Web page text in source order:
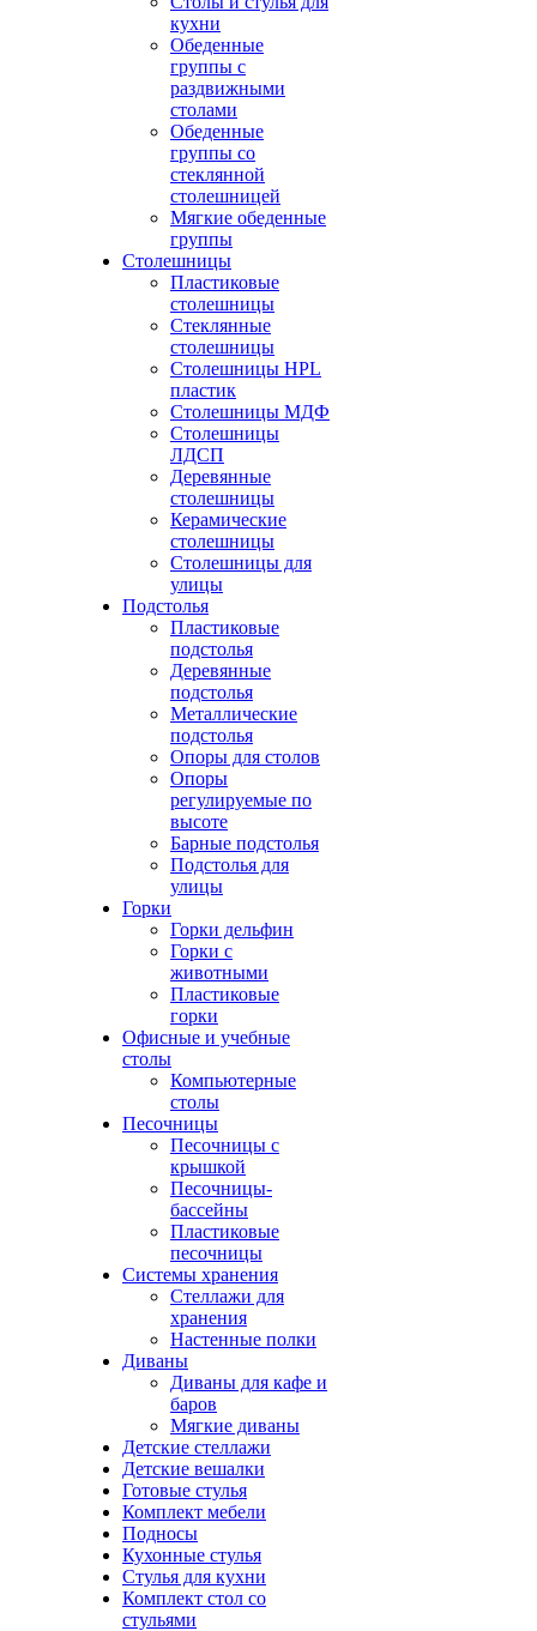
кухни
Обеденные
группы с
раздвижными
столами
Обеденные
группы со
стеклянной
столешницей
Мягкие обеденные
группы
Столешницы
Пластиковые
столешницы
Стеклянные
столешницы
Столешницы HPL
пластик
Столешницы МДФ
Столешницы
ЛДСП
Деревянные
столешницы
Керамические
столешницы
Столешницы для
улицы
Подстолья
Пластиковые
подстолья
Деревянные
подстолья
Металлические
подстолья
Опоры для столов
Опоры
регулируемые по
высоте
Барные подстолья
Подстолья для
улицы
Горки
Горки дельфин
Горки с
животными
Пластиковые
горки
Офисные и учебные
столы
Компьютерные
столы
Песочницы
Песочницы с
крышкой
Песочницы-
бассейны
Пластиковые
песочницы
Системы хранения
Стеллажи для
хранения
Настенные полки
Диваны
Диваны для кафе и
баров
Мягкие диваны
Детские стеллажи
Детские вешалки
Готовые стулья
Комплект мебели
Подносы
Кухонные стулья
Стулья для кухни
Комплект стол со
стульями